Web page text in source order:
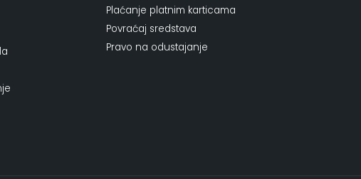
Plaćanje platnim karticama
Povraćaj sredstava
Pravo na odustajanje